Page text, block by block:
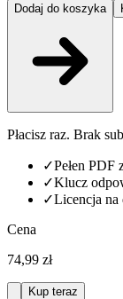
Dodaj do koszyka
Płacisz raz. Brak
✓Pełen PDF
✓Klucz
✓Licencja
Cena
74,99 zł
Kup teraz